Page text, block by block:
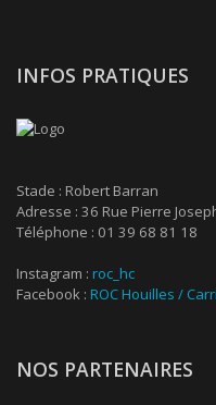
INFOS PRATIQUES
Stade : Robert Barran
Adresse : 36 Rue Pierre
Téléphone : 01 39 68 81 18
Instagram : roc_hc
Facebook : ROC Houilles /
NOS PARTENAIRES